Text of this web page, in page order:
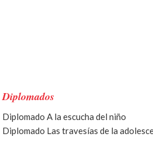
Diplomados
Diplomado A la escucha del niño
Diplomado Las travesías de la